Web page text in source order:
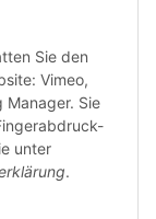
Sie den
Vimeo,
Manager. Sie
unter
.
Fassung